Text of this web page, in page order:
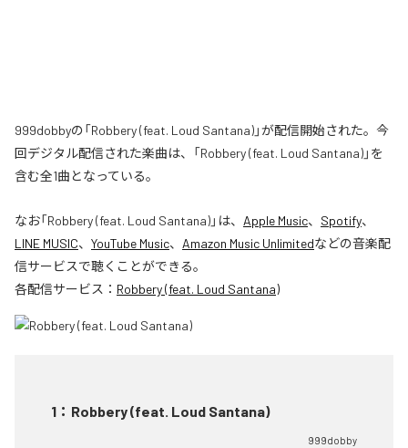
999dobbyの「Robbery (feat. Loud Santana)」が配信開始された。今
回デジタル配信された楽曲は、「Robbery (feat. Loud Santana)」を
含む全1曲となっている。
なお「Robbery (feat. Loud Santana)」は、 Apple Music、 Spotify、
LINE MUSIC、 YouTube Music、 Amazon Music Unlimitedなどの音楽配
信サービスで聴くことができる。
各配信サービス： Robbery (feat. Loud Santana)
1 ： Robbery (feat. Loud Santana)
999dobby